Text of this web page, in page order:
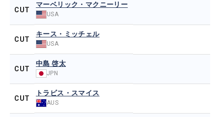
CUT
マーベリック・マクニーリー
USA
CUT
キース・ミッチェル
USA
CUT
中島 啓太
JPN
CUT
トラビス・スマイス
AUS